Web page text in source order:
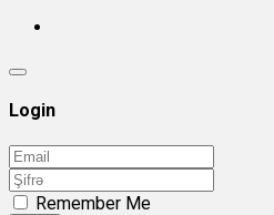
Login
Remember Me